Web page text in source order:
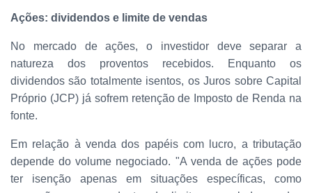
Ações: dividendos e limite de vendas
No mercado de ações, o investidor deve separar a
natureza dos proventos recebidos. Enquanto os
dividendos são totalmente isentos, os Juros sobre Capital
Próprio (JCP) já sofrem retenção de Imposto de Renda na
fonte.
Em relação à venda dos papéis com lucro, a tributação
depende do volume negociado. "A venda de ações pode
ter isenção apenas em situações específicas, como